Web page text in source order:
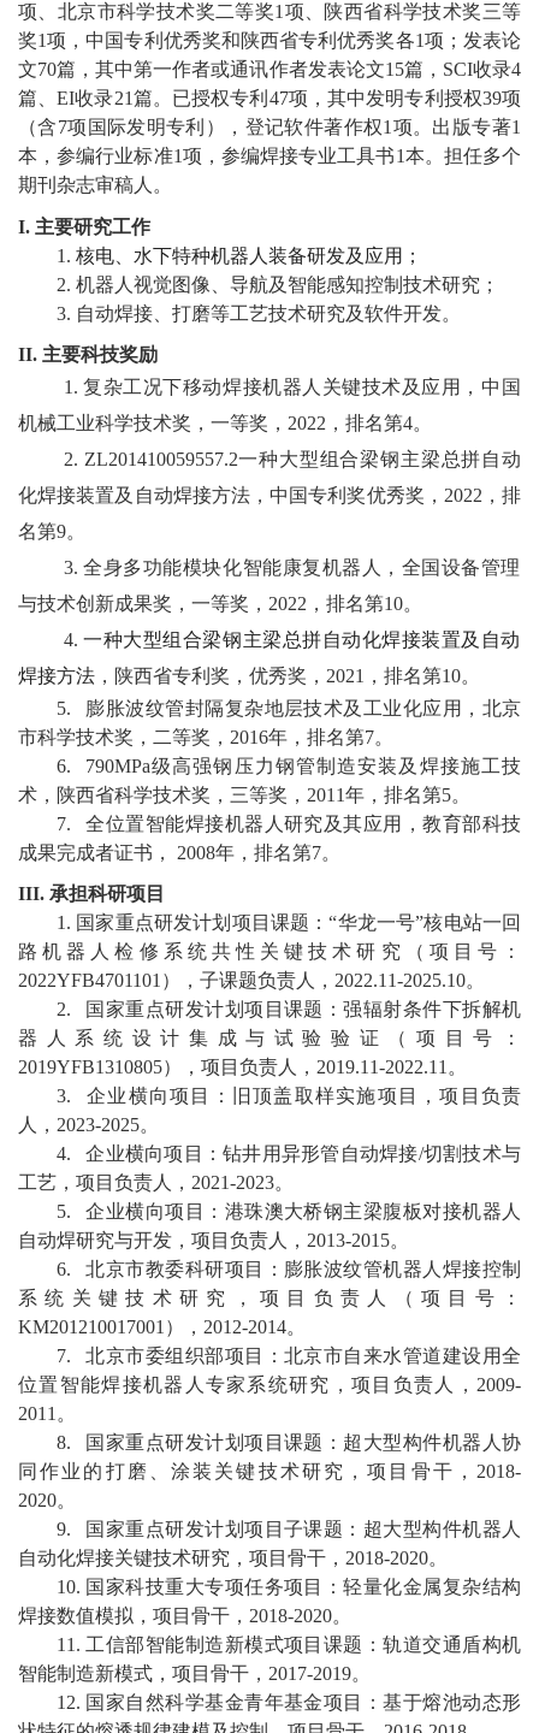
科
科
研
校
合
流
项、 北京市科学技术奖二等奖1 项、陕西省科学技术奖三等
奖1项 ， 中国专利优秀奖和陕西省专利优秀奖各1项 ；发表论
文70篇，其中第一作者或通讯作者发表论文1 5篇， SCI收录4
篇、EI收录21篇。 已授权专利 47项，其中发明专利授权39项
（含7项国际发明专利） ，登记软件著作权1 项。出版专著1
本，参编行业标准1项，参编焊接专业工具书1本。担任多个
期刊 杂志审稿人。
I. 主要研究工作
1. 核电、 水下特种机器人 装备研发及应用 ；
2. 机器人 视觉图像 、导航及智能感知控制 技术研究 ；
3. 自动焊接 、打磨等工艺技术研究及软件开发。
II. 主要科技奖励
复杂工况下移动焊接机器人关键技术及应用 ， 中国
机械工业科学技术奖 ， 一等奖 ， 2022 ， 排名第4。
ZL201410059557.2一种大型组合梁钢主梁总拼自动
化焊接装置及自动焊接方法 ， 中国专利奖优秀奖 ， 2022 ，排
名第9。
全身多功能模块化智能康复机器人
， 全国设备管理
与技术创新成果奖 ， 一等奖 ， 2022 ， 排名第10。
一种大型组合梁钢主梁总拼自动化焊接装置及自动
焊接方法 ， 陕西省专利奖 ， 优秀奖 ， 2021 ， 排名第10。
5. 膨胀波纹管封隔复杂地层技术及工业化应用 ， 北京
市科学技术奖 ， 二等奖 ， 2016年 ， 排名第7。
6. 790MPa级高强钢压力钢管制造安装及焊接施工技
术 ， 陕西省科学技术奖 ， 三等奖 ， 2011年 ， 排名第5。
7. 全位置智能焊接机器人研究及其应用 ，教育部科技
成果完成者证书 ， 2008年 ， 排名第7。
III. 承担科研项目
1. 国家重点研发计划项目 课题 ：“华龙一号”核电站一回
路机器人检修系统共性关键技术研究
（项目号：
2022YFB4701101），子课题负责人， 2022.11-2025.10。
2.
国家重点研发计划项目课题：强辐射条件下拆解机
器人系统设计集成与试验验证
（项目号：
2019YFB1310805） ， 项目负责人， 2019.11-2022.11。
3. 企业横向项目： 旧顶盖取样实施项目 ，项目负责
人， 2023-2025。
4. 企业横向项目：钻井用异形管自动焊接/切割技术与
工艺 ， 项目负责人， 2021-2023。
5. 企业横向项目： 港珠澳大桥钢主梁腹板对接机器人
自动焊研究与开发， 项目负责人， 2013-2015。
6.
北京市教委科研项目：膨胀波纹管机器人焊接控制
系统关键技术研究， 项目负责人（项目号：
KM201210017001） ， 2012-2014。
7.
北京市委组织部项目：北京市自来水管道建设用全
位置智能焊接机器人专家系统研究，项目负责人，2009-
2011。
8.
国家重点研发计划项目课题：超大型构件机器人协
同作业的打磨、涂装关键技术研究，项目骨干，2018-
2020。
9.
国家重点研发计划项目子课题：超大型构件机器人
自动化焊接关键技术研究， 项目骨干， 2018-2020。
10. 国家科技重大专项任务项目
：轻量化金属复杂结构
焊接数值模拟， 项目骨干， 2018-2020。
11. 工信部智能制造新模式项目课题：轨道交通盾构机
智能制造新模式， 项目骨干， 2017-2019。
12. 国家自然科学基金青年基金项目：基于熔池动态形